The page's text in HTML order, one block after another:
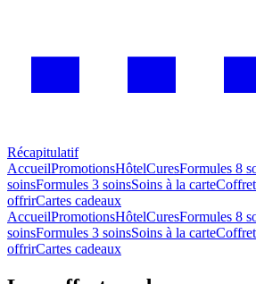
Récapitulatif
AccueilPromotionsHôtelCuresFormules 8
soinsFormules 3 soinsSoins à la carte
offrirCartes cadeaux
AccueilPromotionsHôtelCuresFormules 8
soinsFormules 3 soinsSoins à la carte
offrirCartes cadeaux